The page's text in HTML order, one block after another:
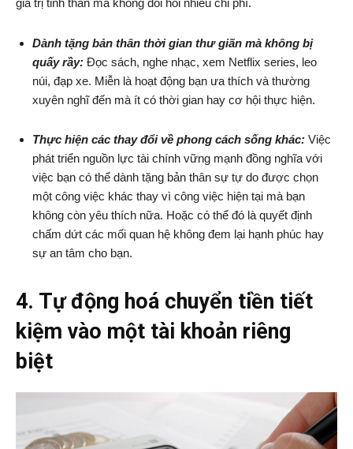
giá trị tinh thần mà không đòi hỏi nhiều chi phí.
Dành tặng bản thân thời gian thư giãn mà không bị
quấy rầy: Đọc sách, nghe nhạc, xem Netflix series, leo
núi, đạp xe. Miễn là hoạt động bạn ưa thích và thường
xuyên nghĩ đến mà ít có thời gian hay cơ hội thực hiện.
Thực hiện các thay đổi về phong cách sống khác: Việc
phát triển nguồn lực tài chính vững mạnh đồng nghĩa với
việc bạn có thể dành tặng bản thân sự tự do được chọn
một công việc khác thay vì công việc hiện tại mà bạn
không còn yêu thích nữa. Hoặc có thể đó là quyết định
chấm dứt các mối quan hệ không đem lại hạnh phúc hay
sự an tâm cho bạn.
4. Tự động hoá chuyển tiền tiết
kiệm vào một tài khoản riêng
biệt